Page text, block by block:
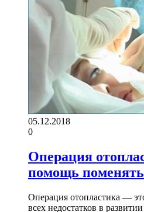
05.12.2018
0
Операция
помощь
Операция отопластика —
всех недостатков в